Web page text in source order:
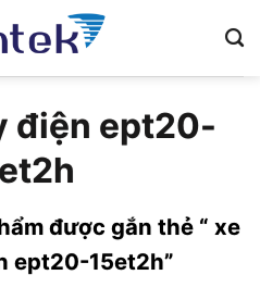
điện ept20-
được gắn thẻ “ xe
ept20-15et2h”